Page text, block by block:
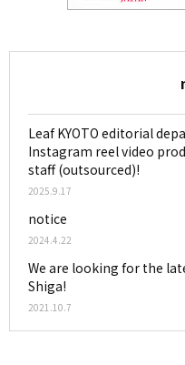
Leaf KYOTO editorial
Instagram reel video
staff (outsourced)!
2025.9.17
notice
2024.4.22
We are looking for the
Shiga!
2021.10.7